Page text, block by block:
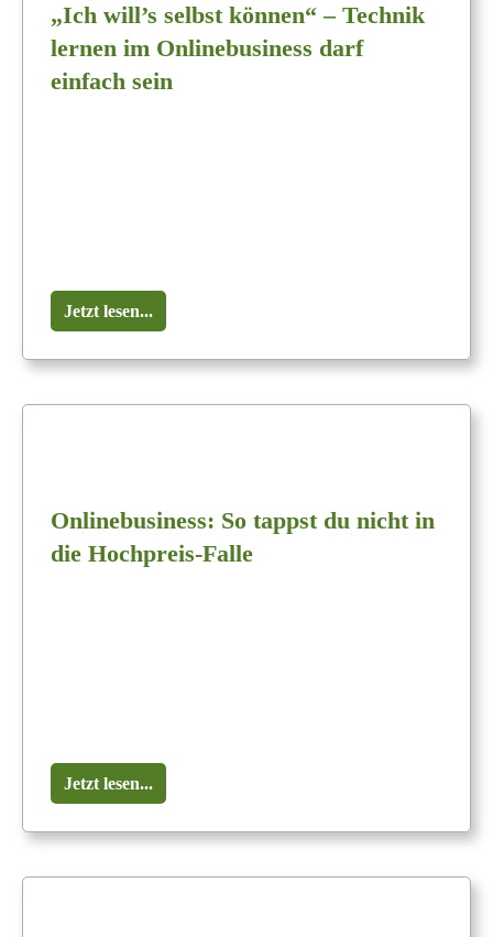
„Ich will’s selbst können“ – Technik
lernen im Onlinebusiness darf
einfach sein
Jetzt lesen...
Onlinebusiness: So tappst du nicht in
die Hochpreis-Falle
Jetzt lesen...